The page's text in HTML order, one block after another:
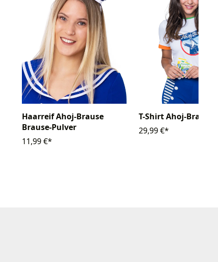
Haarreif Ahoj-Brause
Brause-Pulver
11,99 €*
T-Shirt Ahoj-Brause
29,99 €*